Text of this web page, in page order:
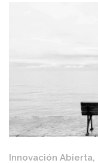
Innovación